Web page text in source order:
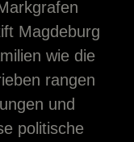
Magdeburg
wie die
rangen
und
politische